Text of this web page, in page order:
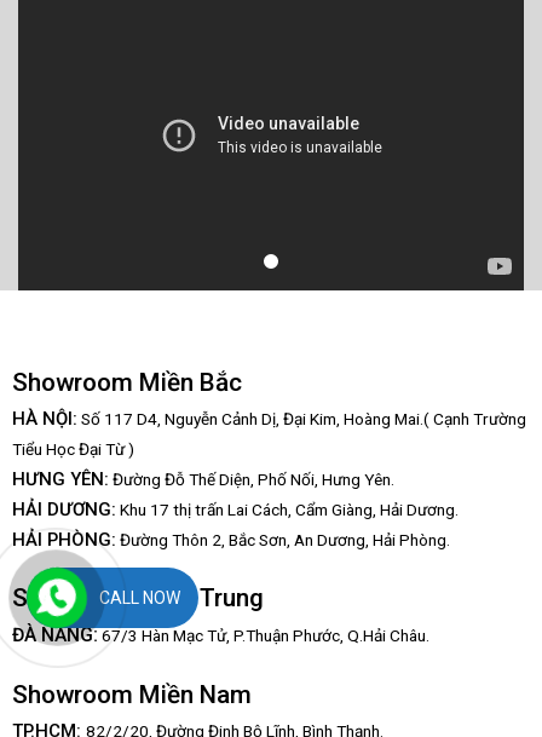
Showroom Miền Bắc
HÀ NỘI: Số 117 D4, Nguyễn Cảnh Dị, Đại Kim, Hoàng Mai.( Cạnh Trường
Tiểu Học Đại Từ )
HƯNG YÊN: Đường Đỗ Thế Diện, Phố Nối, Hưng Yên.
HẢI DƯƠNG: Khu 17 thị trấn Lai Cách, Cẩm Giàng, Hải Dương.
HẢI PHÒNG: Đường Thôn 2, Bắc Sơn, An Dương, Hải Phòng.
Showroom Miền Trung
ĐÀ NẴNG: 67/3 Hàn Mạc Tử, P.Thuận Phước, Q.Hải Châu.
Showroom Miền Nam
TP.HCM: 82/2/20, Đường Đinh Bộ Lĩnh, Bình Thạnh.
CALL NOW